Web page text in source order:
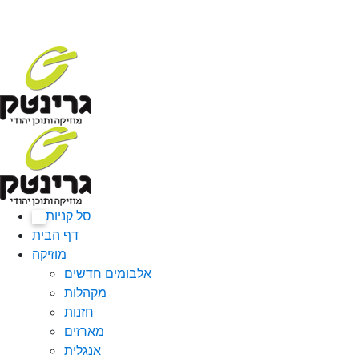
סל קניות
דף הבית
מוזיקה
אלבומים חדשים
מקהלות
חזנות
מארזים
אנגלית